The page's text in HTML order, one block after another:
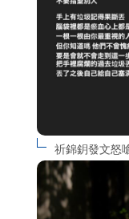
祈錦鈅發文怒